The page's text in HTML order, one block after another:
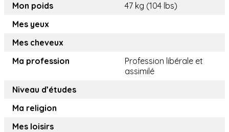
Mon poids
47 kg (104 lbs)
Mes yeux
Mes cheveux
Ma profession
Profession libérale et
assimilé
Niveau d’études
Ma religion
Mes loisirs